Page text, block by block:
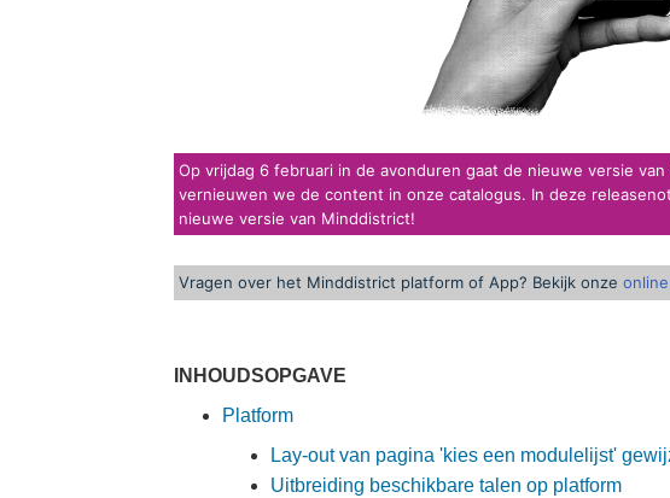
Op vrijdag 6 februari in de avonduren gaat de nieuwe versie
vernieuwen we de content in onze catalogus. In deze
nieuwe versie van Minddistrict!
Vragen over het Minddistrict platform of App? Bekijk onze
INHOUDSOPGAVE
Platform
Lay-out van pagina 'kies een modulelijst'
Uitbreiding beschikbare talen op platform